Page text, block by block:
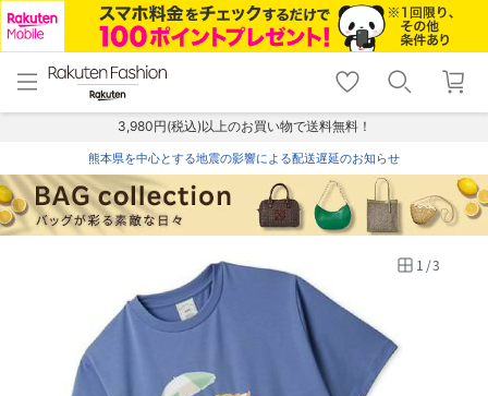
menu home
トップ
shopping_cart lock_outline
ログイン
3,980円(税込)以上のお買い物で送料無料！
熊本県を中心とする地震の影響による配送遅延のお知らせ
1 /3